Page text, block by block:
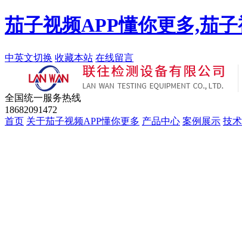
茄子视频APP懂你更多,茄
中英文切换 收藏本站 在线留言
全国统一服务热线
18682091472
首页 关于茄子视频APP懂你更多 产品中心 案例展示 技